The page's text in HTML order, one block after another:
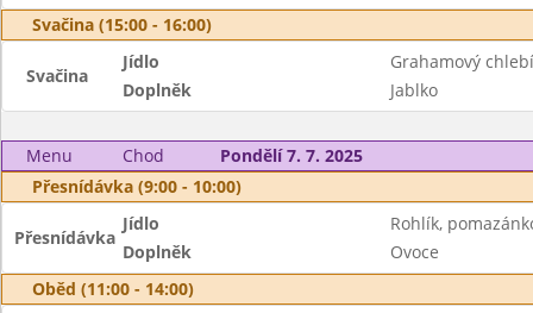
Svačina (15:00 - 16:00)
Svačina
Jídlo
Grahamový
Doplněk
Jablko
Menu Chod
Pondělí 7. 7. 2025
Přesnídávka (9:00 - 10:00)
Přesnídávka
Jídlo
Rohlík,
Doplněk
Ovoce
Oběd (11:00 - 14:00)